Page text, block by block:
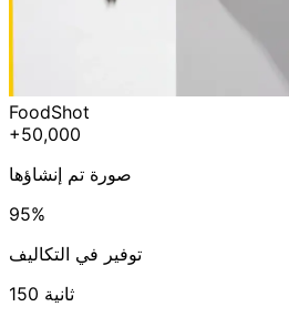
FoodShot
+50,000
صورة تم إنشاؤها
95%
توفير في التكاليف
150 ثانية